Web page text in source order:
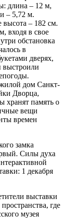
длина – 12 м,
– 5,72 м.
высота – 182 см.
входя в свое
обстановка
в
дверях,
выстроили
дом Санкт-
Дворца,
хранят память о
вещи
времен
замка
Силы духа
1 декабря
выставки
где
музея